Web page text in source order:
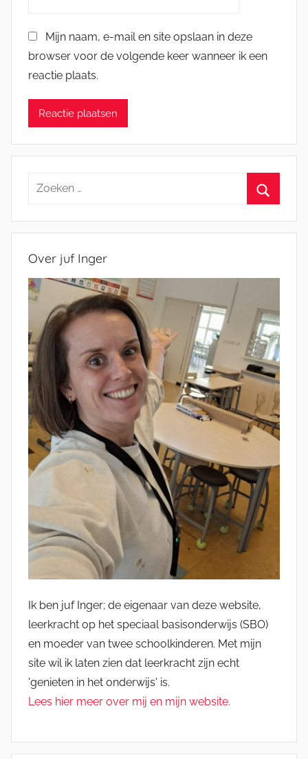
Mijn naam, e-mail en site opslaan in deze
browser voor de volgende keer wanneer ik een
reactie plaats.
Zoeken
Over juf Inger
Ik ben juf Inger; de eigenaar van deze website,
leerkracht op het speciaal basisonderwijs (SBO)
en moeder van twee schoolkinderen. Met mijn
site wil ik laten zien dat leerkracht zijn echt
'genieten in het onderwijs' is.
Lees hier meer over mij en mijn website.